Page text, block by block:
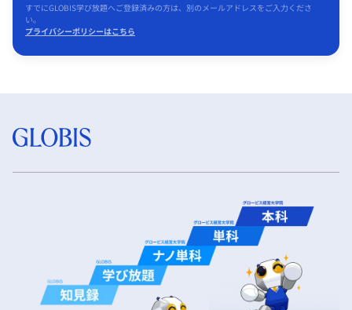
すでにGLOBIS学び放題へご登録済みの方は、別のメールアドレスをご入力くださ
い。
プライバシーポリシーはこちら